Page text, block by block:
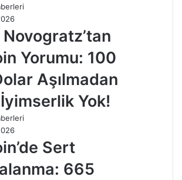
Yorumu: 100
Aşılmadan
Yok!
Sert
665